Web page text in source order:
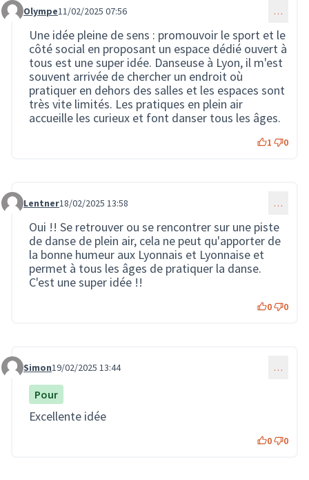
Commentaire 3435
Olympe11/02/2025 07:56 …
Une idée pleine de sens : promouvoir le sport et le
côté social en proposant un espace dédié ouvert à
tous est une super idée. Danseuse à Lyon, il m'est
souvent arrivée de chercher un endroit où
pratiquer en dehors des salles et les espaces sont
très vite limités. Les pratiques en plein air
accueille les curieux et font danser tous les âges.
1 0
Commentaire 3442
Lentner18/02/2025 13:58 …
Oui !! Se retrouver ou se rencontrer sur une piste
de danse de plein air, cela ne peut qu'apporter de
la bonne humeur aux Lyonnais et Lyonnaise et
permet à tous les âges de pratiquer la danse.
C'est une super idée !!
0 0
Commentaire 3443
Simon19/02/2025 13:44 …
Pour
Excellente idée
0 0